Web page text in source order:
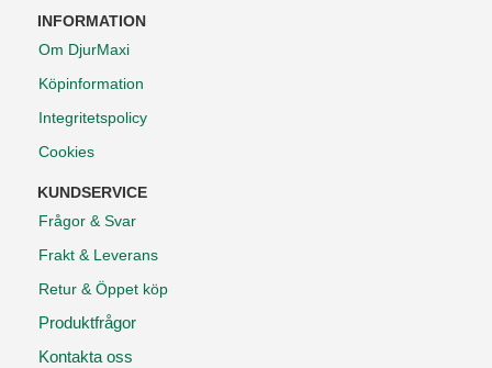
INFORMATION
Om DjurMaxi
Köpinformation
Integritetspolicy
Cookies
KUNDSERVICE
Frågor & Svar
Frakt & Leverans
Retur & Öppet köp
Produktfrågor
Kontakta oss